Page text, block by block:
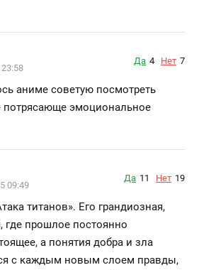
Да 4 Нет 7
аниме советую посмотреть
потрясающе эмоциональное
09:49
Да 11 Нет 19
титанов». Его грандиозная,
где прошлое постоянно
а понятия добра и зла
с каждым новым слоем правды,